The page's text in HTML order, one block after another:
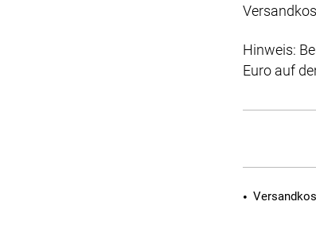
Hinweis:
Euro auf